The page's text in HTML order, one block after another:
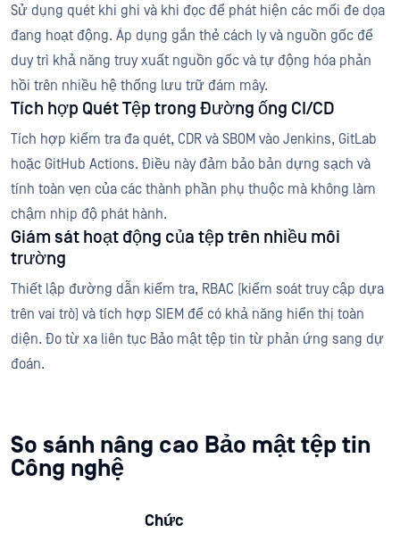
Sử dụng quét khi ghi và khi đọc để phát hiện các mối đe dọa
đang hoạt động. Áp dụng gắn thẻ cách ly và nguồn gốc để
duy trì khả năng truy xuất nguồn gốc và tự động hóa phản
hồi trên nhiều hệ thống lưu trữ đám mây.
Tích hợp Quét Tệp trong Đường ống CI/CD
Tích hợp kiểm tra đa quét, CDR và SBOM vào Jenkins, GitLab
hoặc GitHub Actions. Điều này đảm bảo bản dựng sạch và
tính toàn vẹn của các thành phần phụ thuộc mà không làm
chậm nhịp độ phát hành.
Giám sát hoạt động của tệp trên nhiều môi
trường
Thiết lập đường dẫn kiểm tra, RBAC (kiểm soát truy cập dựa
trên vai trò) và tích hợp SIEM để có khả năng hiển thị toàn
diện. Đo từ xa liên tục Bảo mật tệp tin từ phản ứng sang dự
đoán.
So sánh nâng cao Bảo mật tệp tin
Công nghệ
Chức